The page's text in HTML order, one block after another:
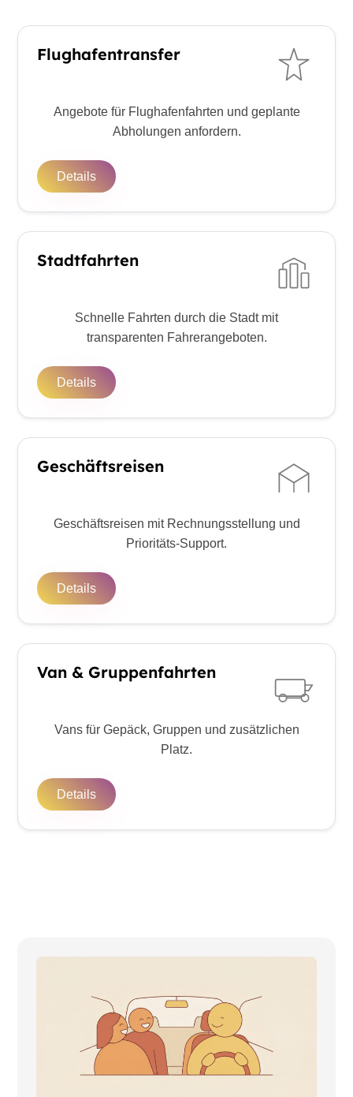
Flughafentransfer
Angebote für Flughafenfahrten und geplante
Abholungen anfordern.
Details
Stadtfahrten
Schnelle Fahrten durch die Stadt mit
transparenten Fahrerangeboten.
Details
Geschäftsreisen
Geschäftsreisen mit Rechnungsstellung und
Prioritäts-Support.
Details
Van & Gruppenfahrten
Vans für Gepäck, Gruppen und zusätzlichen
Platz.
Details